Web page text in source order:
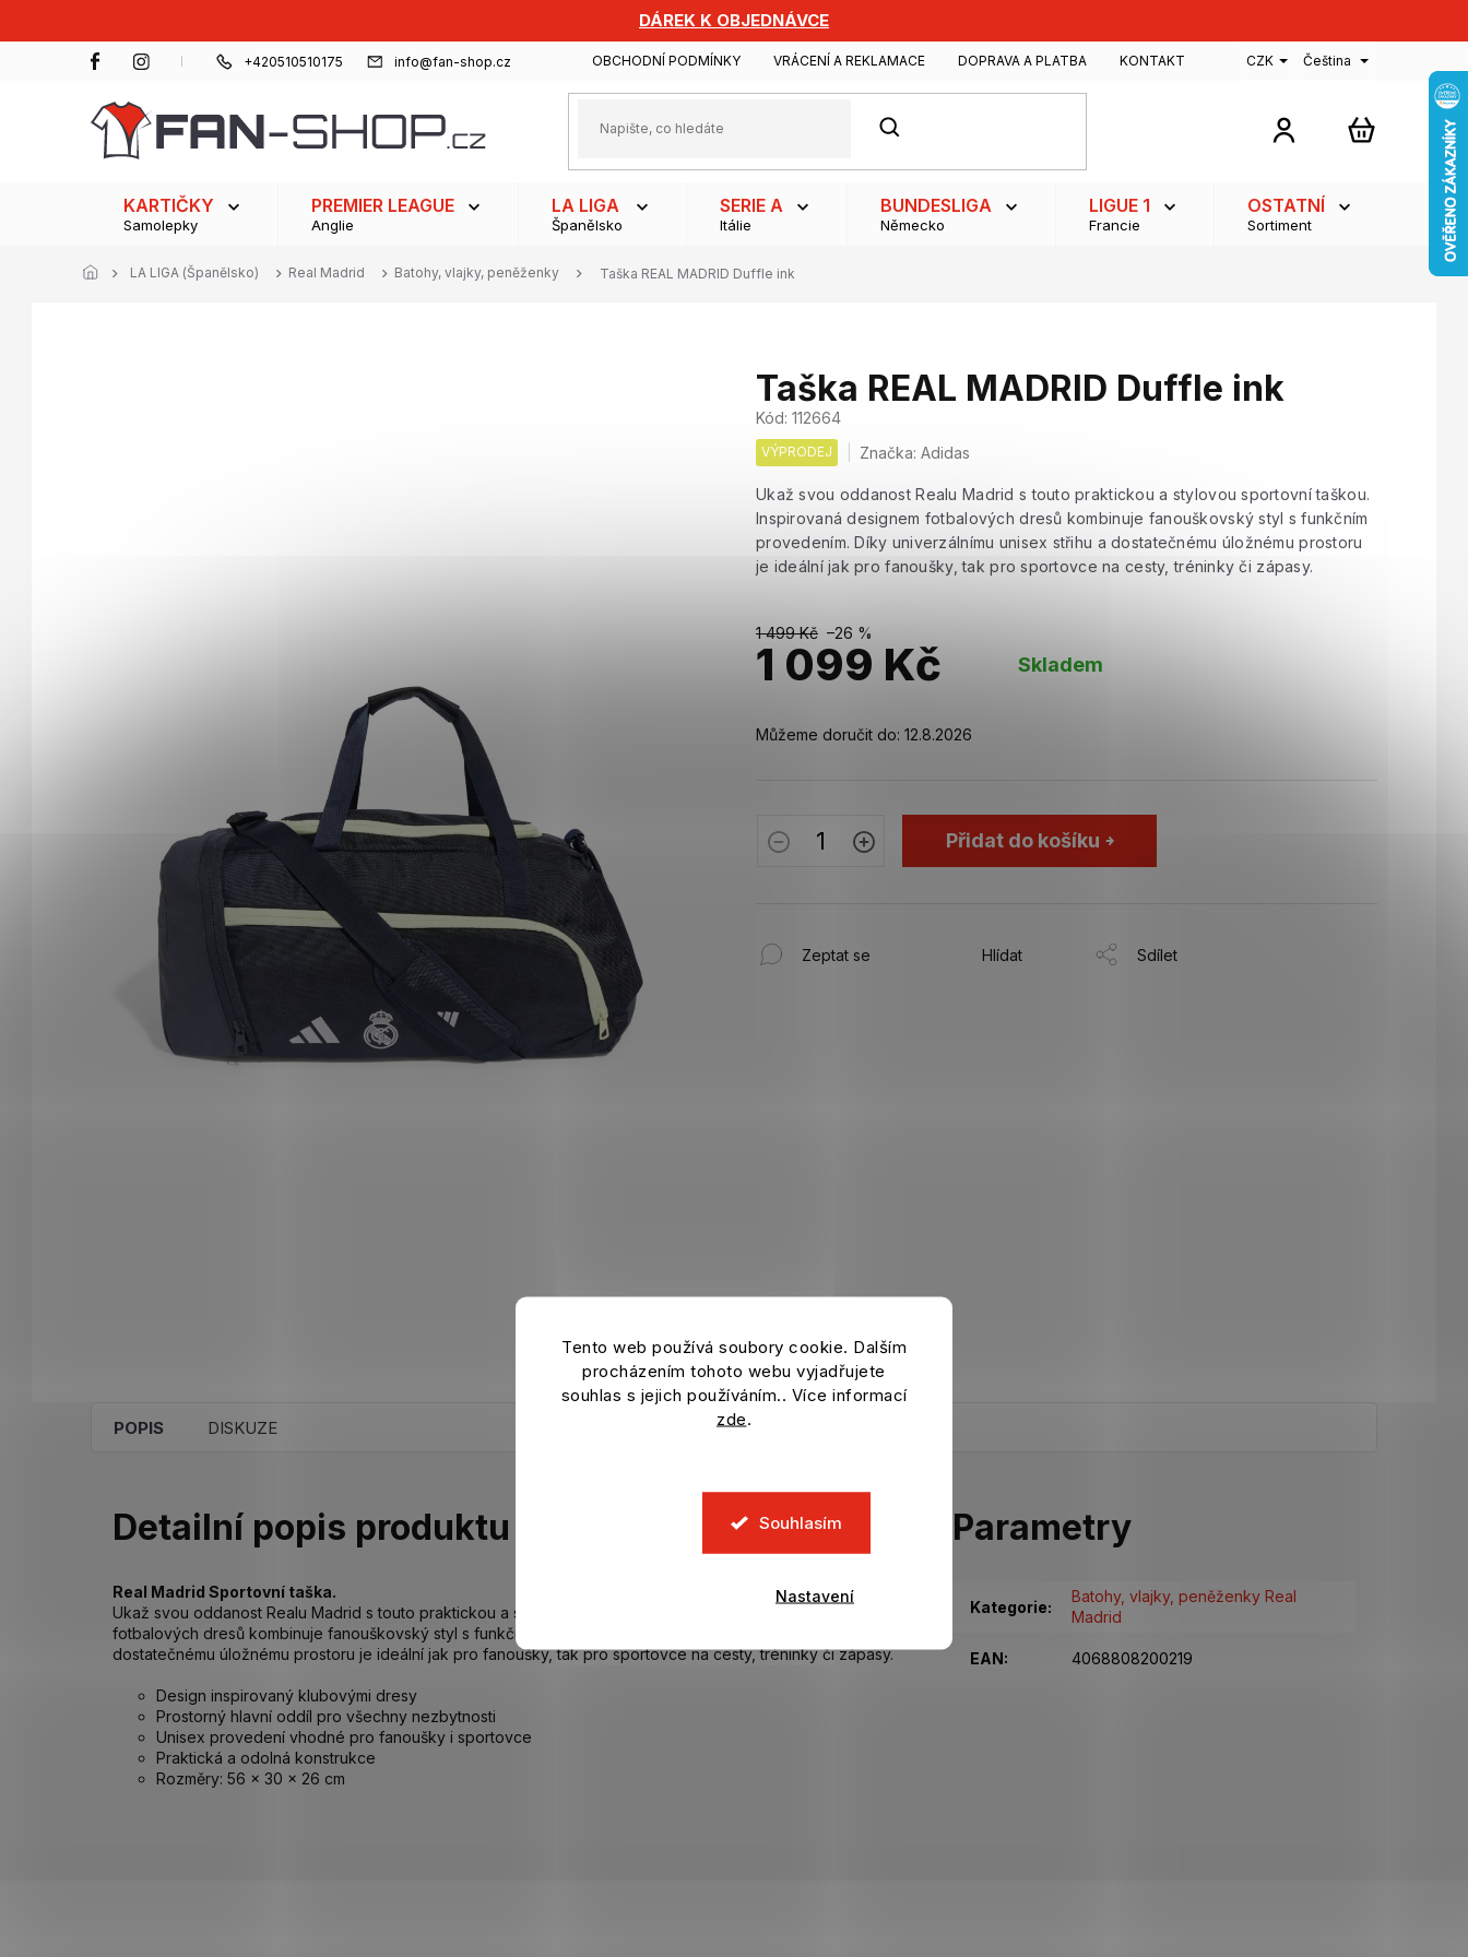
Tento web používá soubory cookie. Dalším
procházením tohoto webu vyjadřujete
souhlas s jejich používáním.. Více informací
zde.
Souhlasím
Nastavení
DÁREK K OBJEDNÁVCE
+420510510175 info@fan-shop.cz OBCHODNÍ PODMÍNKY VRÁCENÍ A REKLAMACE DOPRAVA A PLATBA KONTAKT CZK Čeština
HLEDAT
NÁKUPNÍ
KARTIČKY
Samolepky
PREMIER LEAGUE
Anglie
LA LIGA
Španělsko
SERIE A
Itálie
BUNDESLIGA
Německo
LIGUE 1
Francie
OSTATNÍ
Sortiment
LA LIGA (Španělsko) Real Madrid Batohy, vlajky, peněženky Taška REAL MADRID Duffle ink
Taška REAL MADRID Duffle ink
Kód: 112664
VÝPRODEJ Značka:Adidas
Ukaž svou oddanost Realu Madrid s touto praktickou a stylovou sportovní taškou.
Inspirovaná designem fotbalových dresů kombinuje fanouškovský styl s funkčním
provedením. Díky univerzálnímu unisex střihu a dostatečnému úložnému prostoru
je ideální jak pro fanoušky, tak pro sportovce na cesty, tréninky či zápasy.
1 499 Kč –26 %
1 099 Kč
cena:
Skladem
Můžeme doručit do: 12.8.2026
Přidat do košíku
Zeptat se Hlídat Sdílet
POPIS DISKUZE
Detailní popis produktu
Real Madrid Sportovní taška.
Ukaž svou oddanost Realu Madrid s touto praktickou a stylovou sportovní taškou. Inspirovaná designem
fotbalových dresů kombinuje fanouškovský styl s funkčním provedením. Díky univerzálnímu unisex střihu a
dostatečnému úložnému prostoru je ideální jak pro fanoušky, tak pro sportovce na cesty, tréninky či zápasy.
Design inspirovaný klubovými dresy
Prostorný hlavní oddíl pro všechny nezbytnosti
Unisex provedení vhodné pro fanoušky i sportovce
Praktická a odolná konstrukce
Rozměry: 56 × 30 × 26 cm
Parametry
Kategorie:
Batohy, vlajky, peněženky Real
Madrid
EAN : 4068808200219